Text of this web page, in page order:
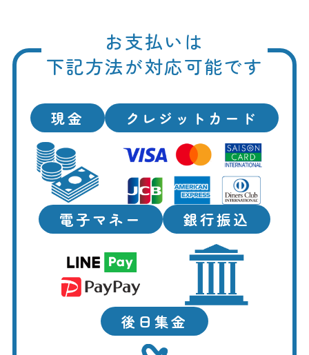
お支払いは
下記方法が対応可能です
現金 クレジットカード
電子マネー 銀行振込
後日集金